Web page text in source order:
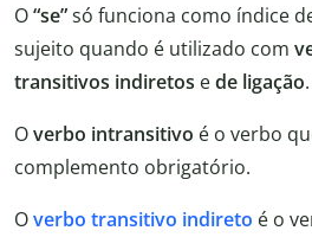
O“se”só funciona como índice
sujeito quando é utilizado com
transitivos indiretos ede ligação.
Overbo intransitivo é o verbo
complemento obrigatório.
Overbo transitivo indireto é o